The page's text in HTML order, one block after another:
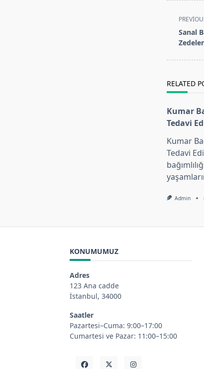
<span
subtitle
Sanal
RELATED
Kumar
Tedavi
Kumar
Tedavi
Admin
KONUMUMUZ
Adres
123 Ana cadde
İstanbul, 34000
Saatler
Pazartesi–Cuma: 9:00–17:00
Cumartesi ve Pazar: 11:00–15:00